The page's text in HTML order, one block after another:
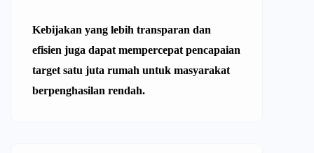
Kebijakan yang lebih transparan dan
efisien juga dapat mempercepat pencapaian
target satu juta rumah untuk masyarakat
berpenghasilan rendah.